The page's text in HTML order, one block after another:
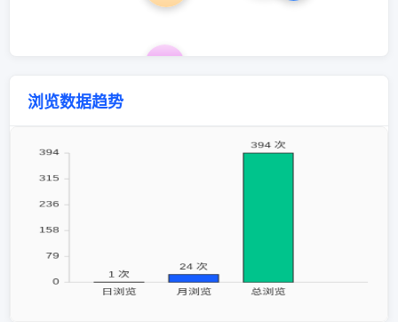
浏览数据趋势